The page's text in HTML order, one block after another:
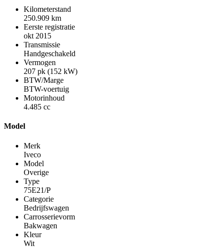
Kilometerstand
250.909 km
Eerste registratie
okt 2015
Transmissie
Handgeschakeld
Vermogen
207 pk (152 kW)
BTW/Marge
BTW-voertuig
Motorinhoud
4.485 cc
Model
Merk
Iveco
Model
Overige
Type
75E21/P
Categorie
Bedrijfswagen
Carrosserievorm
Bakwagen
Kleur
Wit